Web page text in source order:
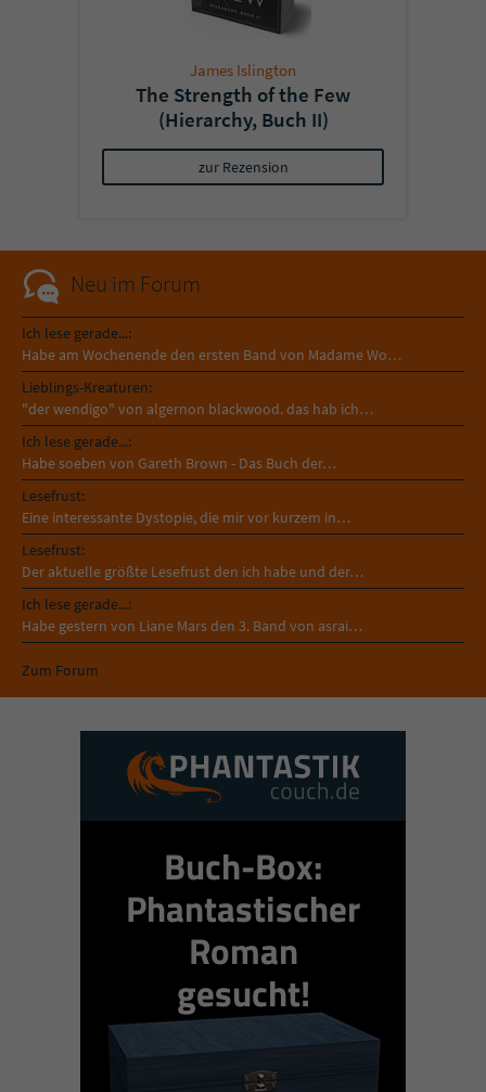
James Islington
The Strength of the Few
(Hierarchy, Buch II)
zur Rezension
Neu im Forum
Ich lese gerade...:
Habe am Wochenende den ersten Band von Madame Wo…
Lieblings-Kreaturen:
"der wendigo" von algernon blackwood. das hab ich…
Ich lese gerade...:
Habe soeben von Gareth Brown - Das Buch der…
Lesefrust:
Eine interessante Dystopie, die mir vor kurzem in…
Lesefrust:
Der aktuelle größte Lesefrust den ich habe und der…
Ich lese gerade...:
Habe gestern von Liane Mars den 3. Band von asrai…
Zum Forum
Buch-Box:
Phantastischer
Roman
gesucht!